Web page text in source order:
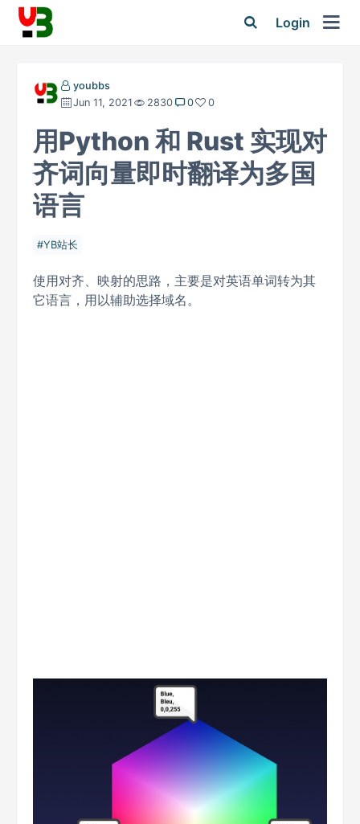
Login
youbbs
Jun 11, 2021
2830 0 0
用Python 和 Rust 实现对
齐词向量即时翻译为多国
语言
YB站长
使用对齐、映射的思路，主要是对英语单词转为其
它语言，用以辅助选择域名。